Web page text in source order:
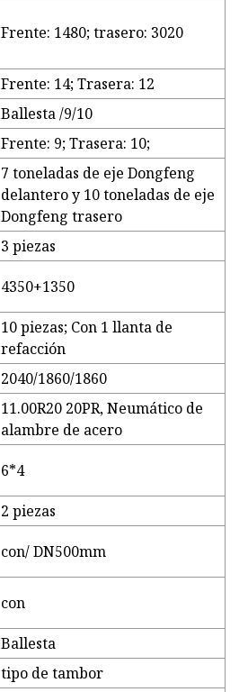
Frente: 1480; trasero: 3020
Frente: 14; Trasera: 12
Ballesta /9/10
Frente: 9; Trasera: 10;
7 toneladas de eje Dongfeng
delantero y 10 toneladas de eje
Dongfeng trasero
3 piezas
4350+1350
10 piezas; Con 1 llanta de
refacción
2040/1860/1860
11.00R20 20PR, Neumático de
alambre de acero
6*4
2 piezas
con/ DN500mm
con
Ballesta
tipo de tambor